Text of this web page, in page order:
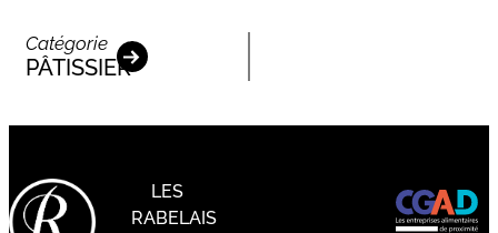
Catégorie
PÂTISSIER
LES
RABELAIS